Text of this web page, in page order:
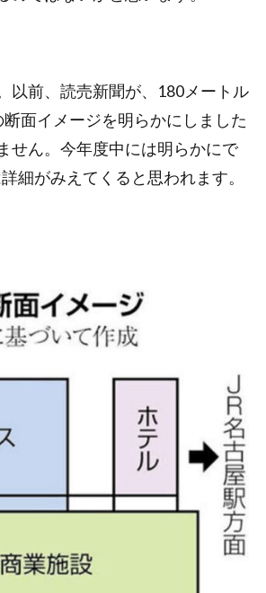
以前、読売新聞が、180メートル
面イメージを明らかにしました
せん。今年度中には明らかにで
細がみえてくると思われます。